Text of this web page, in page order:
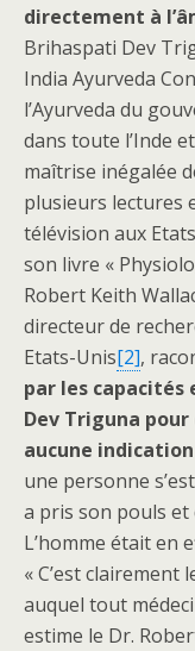
directement à
Brihaspati Dev
India Ayurveda
l’Ayurveda du
dans toute l’Inde
maîtrise inégalée
plusieurs lectures
télévision aux
son livre «
Robert Keith
directeur de
Etats-Unis[2],
par les capacités
Dev Triguna
aucune
une personne
a pris son pouls et
L’homme était en
« C’est clairement
auquel tout
estime le Dr.